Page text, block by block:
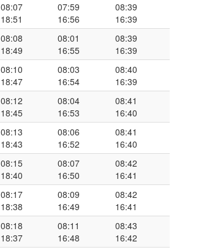
08:07
18:51
07:59
16:56
08:39
16:39
08:08
18:49
08:01
16:55
08:39
16:39
08:10
18:47
08:03
16:54
08:40
16:39
08:12
18:45
08:04
16:53
08:41
16:40
08:13
18:43
08:06
16:52
08:41
16:40
08:15
18:40
08:07
16:50
08:42
16:41
08:17
18:38
08:09
16:49
08:42
16:41
08:18
18:37
08:11
16:48
08:43
16:42